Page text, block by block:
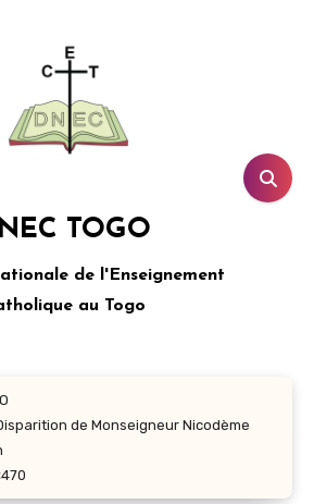
TOGO
de l'Enseignement
au Togo
de Monseigneur Nicodème